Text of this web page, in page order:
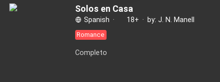
Solos en Casa
Spanish · 18+ · by: J. N. Manell
Romance
Completo